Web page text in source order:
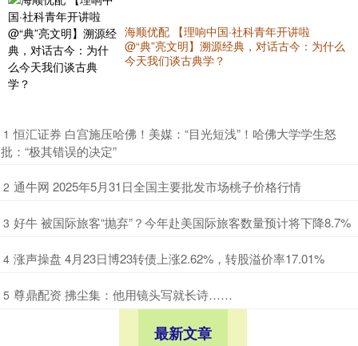
海顺优配 【理响中国·社科青年开讲啦
@“典”亮文明】溯源经典，对话古今：为什么
今天我们谈古典学？
1 ​恒汇证券 白宫施压哈佛！美媒：“目光短浅”！哈佛大学学生怒
批：“极其错误的决定”
2 ​通牛网 2025年5月31日全国主要批发市场桃子价格行情
3 ​好牛 被国际旅客“抛弃”？今年赴美国际旅客数量预计将下降8.7%
4 ​涨声操盘 4月23日博23转债上涨2.62%，转股溢价率17.01%
5 ​尊鼎配资 拂尘集：他用镜头写就长诗……
最新文章